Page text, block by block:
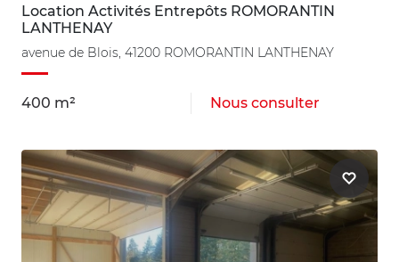
Location Activités Entrepôts ROMORANTIN
LANTHENAY
avenue de Blois, 41200 ROMORANTIN LANTHENAY
400 m² Nous consulter